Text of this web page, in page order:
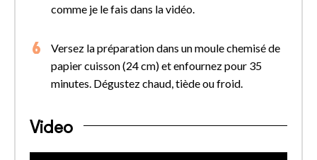
comme je le fais dans la vidéo.
Versez la préparation dans un moule chemisé de
papier cuisson (24 cm) et enfournez pour 35
minutes. Dégustez chaud, tiède ou froid.
Video